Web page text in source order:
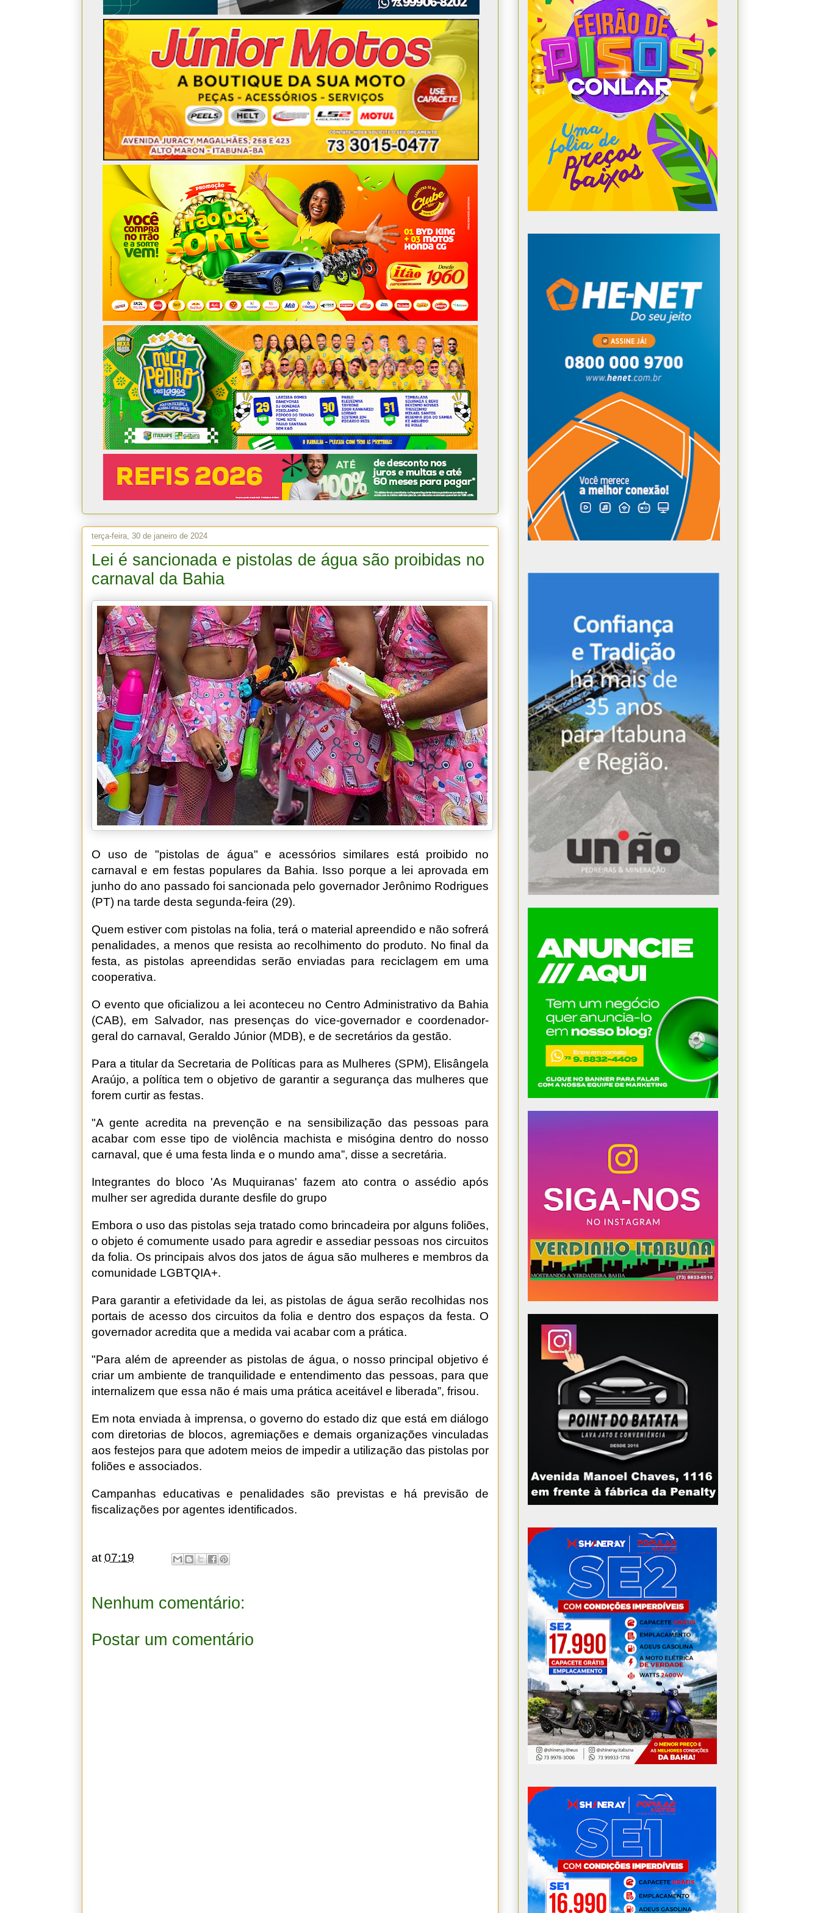
terça-feira, 30 de janeiro de 2024
Lei é sancionada e pistolas de água são proibidas no
carnaval da Bahia
O uso de "pistolas de água" e acessórios similares está proibido no
carnaval e em festas populares da Bahia. Isso porque a lei aprovada em
junho do ano passado foi sancionada pelo governador Jerônimo Rodrigues
(PT) na tarde desta segunda-feira (29).
Quem estiver com pistolas na folia, terá o material apreendido e não sofrerá
penalidades, a menos que resista ao recolhimento do produto. No final da
festa, as pistolas apreendidas serão enviadas para reciclagem em uma
cooperativa.
O evento que oficializou a lei aconteceu no Centro Administrativo da Bahia
(CAB), em Salvador, nas presenças do vice-governador e coordenador-
geral do carnaval, Geraldo Júnior (MDB), e de secretários da gestão.
Para a titular da Secretaria de Políticas para as Mulheres (SPM), Elisângela
Araújo, a política tem o objetivo de garantir a segurança das mulheres que
forem curtir as festas.
"A gente acredita na prevenção e na sensibilização das pessoas para
acabar com esse tipo de violência machista e misógina dentro do nosso
carnaval, que é uma festa linda e o mundo ama”, disse a secretária.
Integrantes do bloco 'As Muquiranas' fazem ato contra o assédio após
mulher ser agredida durante desfile do grupo
Embora o uso das pistolas seja tratado como brincadeira por alguns foliões,
o objeto é comumente usado para agredir e assediar pessoas nos circuitos
da folia. Os principais alvos dos jatos de água são mulheres e membros da
comunidade LGBTQIA+.
Para garantir a efetividade da lei, as pistolas de água serão recolhidas nos
portais de acesso dos circuitos da folia e dentro dos espaços da festa. O
governador acredita que a medida vai acabar com a prática.
"Para além de apreender as pistolas de água, o nosso principal objetivo é
criar um ambiente de tranquilidade e entendimento das pessoas, para que
internalizem que essa não é mais uma prática aceitável e liberada”, frisou.
Em nota enviada à imprensa, o governo do estado diz que está em diálogo
com diretorias de blocos, agremiações e demais organizações vinculadas
aos festejos para que adotem meios de impedir a utilização das pistolas por
foliões e associados.
Campanhas educativas e penalidades são previstas e há previsão de
fiscalizações por agentes identificados.
at07:19
Nenhum comentário:
Postar um comentário